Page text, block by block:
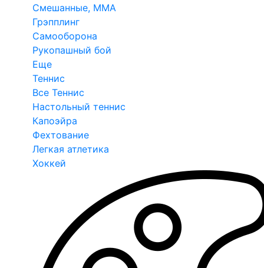
Смешанные, ММА
Грэпплинг
Самооборона
Рукопашный бой
Еще
Теннис
Все Теннис
Настольный теннис
Капоэйра
Фехтование
Легкая атлетика
Хоккей